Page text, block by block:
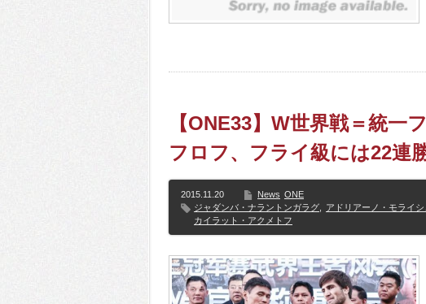
【ONE33】W世界戦＝統一
フロフ、フライ級には22連
2015.11.20 News ONE
ジャダンバ・ナラントンガラグ
アドリアーノ・モライシ
カイラット・アクメトフ